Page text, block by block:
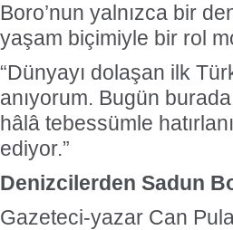
Boro’nun yalnızca bir
yaşam biçimiyle bir rol
“Dünyayı dolaşan ilk
anıyorum. Bugün
hâlâ tebessümle
ediyor.”
Denizcilerden Sadun
Gazeteci-yazar Can